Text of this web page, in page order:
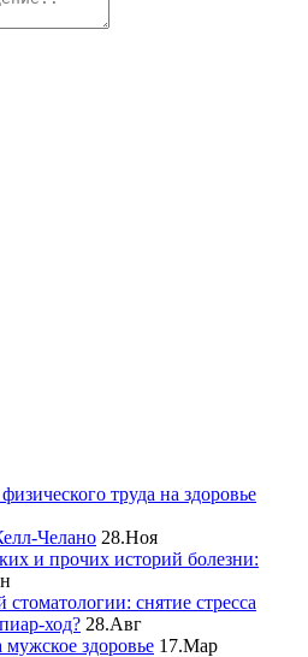
труда на здоровье
Челано 28.Ноя
и прочих историй болезни:
снятие стресса
ход? 28.Авг
здоровье 17.Мар